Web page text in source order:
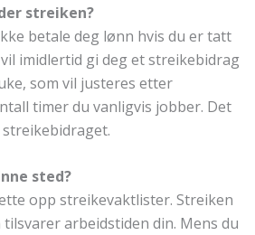
streiken?
betale deg lønn hvis du er tatt
imidlertid gi deg et streikebidrag
som vil justeres etter
timer du vanligvis jobber. Det
sted?
opp streikevaktlister. Streiken
arbeidstiden din. Mens du